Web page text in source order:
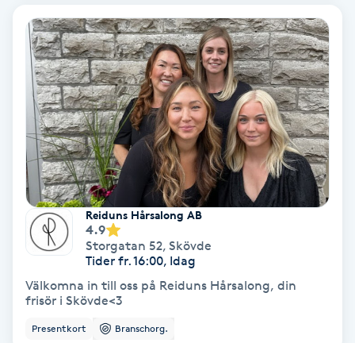
Terapi
Thaimassage
Toning
Torr hårbotten
Torrborstning
Triggerpunktsmassage
Trådning
Träning
Reiduns Hårsalong AB
4.9
Storgatan 52, Skövde
Tider fr. 16:00, Idag
Välkomna in till oss på Reiduns Hårsalong, din
frisör i Skövde<3
Presentkort Branschorg.